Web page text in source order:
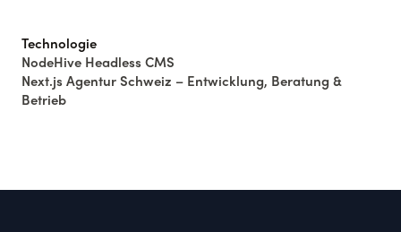
Technologie
NodeHive Headless CMS
Next.js Agentur Schweiz – Entwicklung, Beratung &
Betrieb